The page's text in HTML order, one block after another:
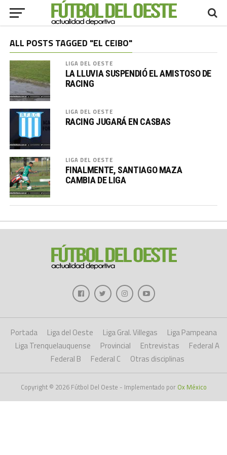
ALL POSTS TAGGED "EL CEIBO"
LIGA DEL OESTE
LA LLUVIA SUSPENDIÓ EL AMISTOSO DE
RACING
LIGA DEL OESTE
RACING JUGARÁ EN CASBAS
LIGA DEL OESTE
FINALMENTE, SANTIAGO MAZA
CAMBIA DE LIGA
Portada Liga del Oeste Liga Gral. Villegas
Liga Pampeana
Liga Trenquelauquense
Provincial Entrevistas
Federal A
Federal B
Federal C Otras disciplinas
Copyright © 2026 Fútbol Del Oeste - Implementado por Ox México